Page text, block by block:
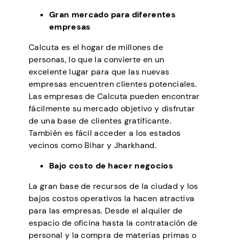
Gran mercado para diferentes
empresas
Calcuta es el hogar de millones de
personas, lo que la convierte en un
excelente lugar para que las nuevas
empresas encuentren clientes potenciales.
Las empresas de Calcuta pueden encontrar
fácilmente su mercado objetivo y disfrutar
de una base de clientes gratificante.
También es fácil acceder a los estados
vecinos como Bihar y Jharkhand.
Bajo costo de hacer negocios
La gran base de recursos de la ciudad y los
bajos costos operativos la hacen atractiva
para las empresas. Desde el alquiler de
espacio de oficina hasta la contratación de
personal y la compra de materias primas o